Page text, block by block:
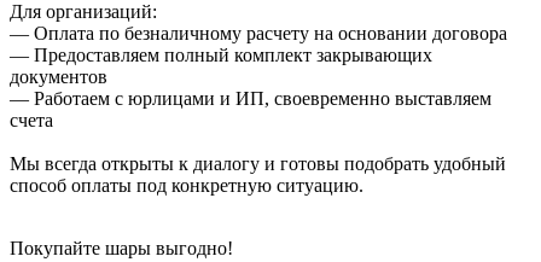
Для организаций:
— Оплата по безналичному расчету на основании договора
— Предоставляем полный комплект закрывающих
документов
— Работаем с юрлицами и ИП, своевременно выставляем
счета
Мы всегда открыты к диалогу и готовы подобрать удобный
способ оплаты под конкретную ситуацию.
Покупайте шары выгодно!